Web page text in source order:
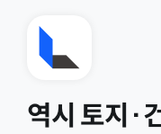
역시 토지·